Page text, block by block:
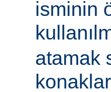
isminin
atamak